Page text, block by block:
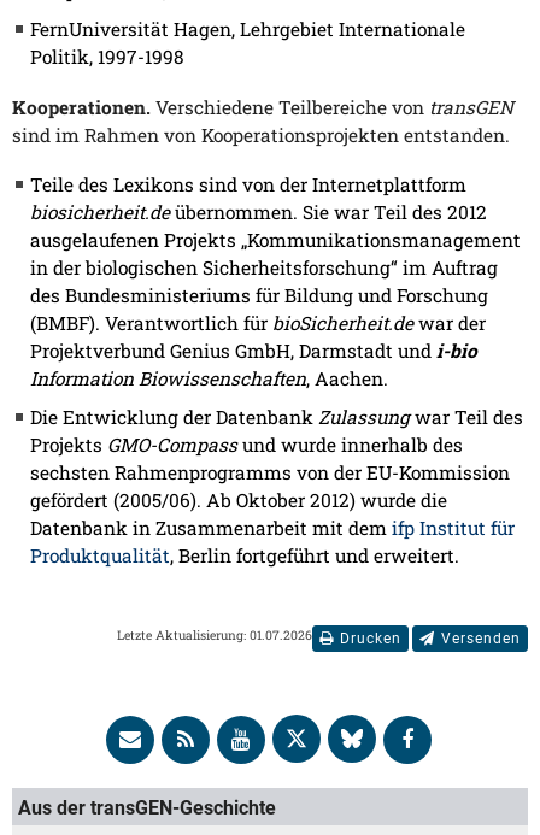
FernUniversität Hagen, Lehrgebiet Internationale
Politik, 1997-1998
Kooperationen. Verschiedene Teilbereiche von transGEN
sind im Rahmen von Kooperationsprojekten entstanden.
Teile des Lexikons sind von der Internetplattform
biosicherheit.deübernommen. Sie war Teil des 2012
ausgelaufenen Projekts „Kommunikationsmanagement
in der biologischen Sicherheitsforschung“ im Auftrag
des Bundesministeriums für Bildung und Forschung
(BMBF). Verantwortlich für bioSicherheit.dewar der
Projektverbund Genius GmbH, Darmstadt und i-bio
Information Biowissenschaften, Aachen.
Die Entwicklung der Datenbank Zulassungwar Teil des
Projekts GMO-Compassund wurde innerhalb des
sechsten Rahmenprogramms von der EU-Kommission
gefördert (2005/06). Ab Oktober 2012) wurde die
Datenbank in Zusammenarbeit mit dem ifp Institut für
Produktqualität, Berlin fortgeführt und erweitert.
Drucken Versenden
Letzte Aktualisierung: 01.07.2026
Aus der transGEN-Geschichte